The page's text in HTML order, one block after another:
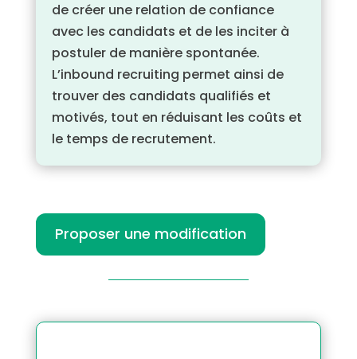
de créer une relation de confiance
avec les candidats et de les inciter à
postuler de manière spontanée.
L’inbound recruiting permet ainsi de
trouver des candidats qualifiés et
motivés, tout en réduisant les coûts et
le temps de recrutement.
Proposer une modification